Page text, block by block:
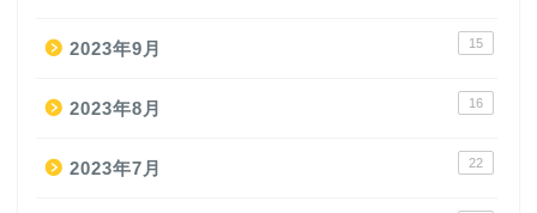
2023年9月 15
2023年8月 16
2023年7月 22